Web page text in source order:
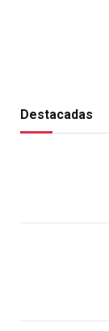
Destacadas